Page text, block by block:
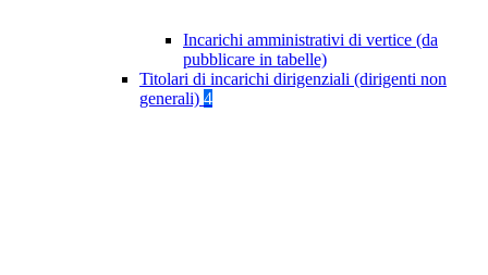
Incarichi amministrativi di vertice (da
pubblicare in tabelle)
Titolari di incarichi dirigenziali (dirigenti non
generali) 4